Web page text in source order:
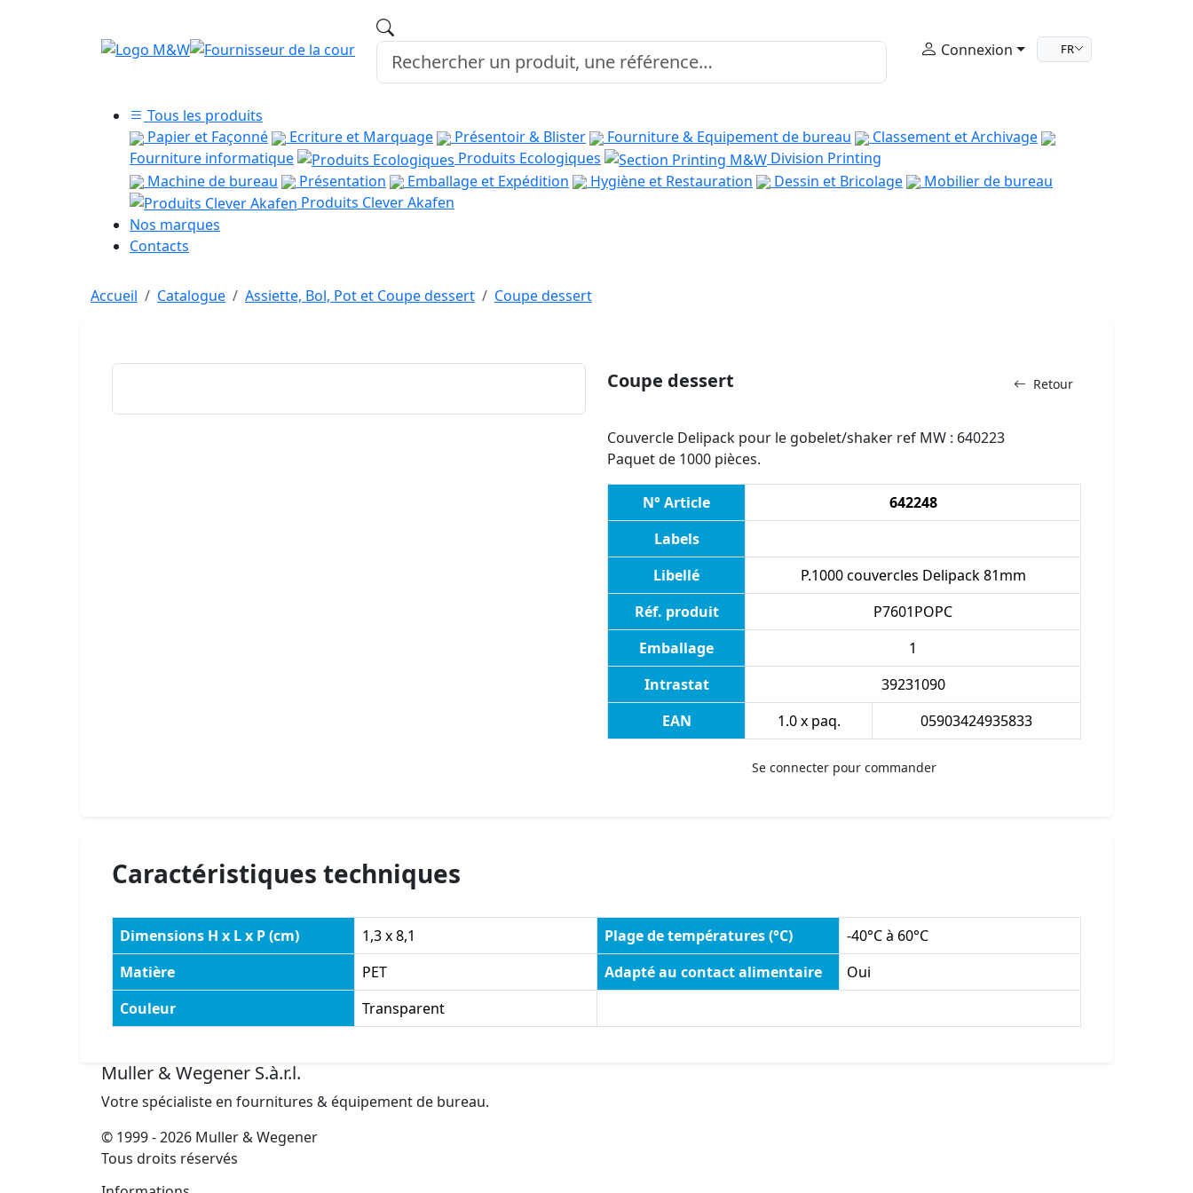
Connexion FR
Tous les produits
Papier et Façonné
Ecriture et Marquage Présentoir & Blister Fourniture & Equipement de bureau
Classement et Archivage
Fourniture informatique
Produits Ecologiques
Division Printing
Machine de bureau
Présentation Emballage et Expédition Hygiène et Restauration Dessin et Bricolage
Mobilier de bureau
Produits Clever Akafen
Nos marques
Contacts
Accueil Catalogue Assiette, Bol, Pot et Coupe dessert Coupe dessert
Retour
Coupe dessert
Couvercle Delipack pour le gobelet/shaker ref MW : 640223
Paquet de 1000 pièces.
N° Article
642248
Labels
Libellé
P.1000 couvercles Delipack 81mm
Réf. produit
P7601POPC
Emballage
1
Intrastat
39231090
EAN
1.0 x paq. 05903424935833
Se connecter pour commander
Caractéristiques techniques
Dimensions H x L x P (cm) 1,3 x 8,1 Plage de températures (°C)
-40°C à 60°C
Matière
PET Adapté au contact alimentaire
Oui
Couleur
Transparent
Muller & Wegener S.à.r.l.
Votre spécialiste en fournitures & équipement de bureau.
© 1999 - 2026 Muller & Wegener
Tous droits réservés